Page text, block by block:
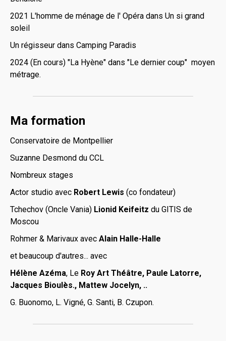
2021 L'homme de ménage de l' Opéra dans Un si grand
soleil
Un régisseur dans Camping Paradis
2024 (En cours) "La Hyène" dans "Le dernier coup" moyen
métrage.
Ma formation
Conservatoire de Montpellier
Suzanne Desmond du CCL
Nombreux stages
Actor studio avec Robert Lewis (co fondateur)
Tchechov (Oncle Vania) Lionid Keifeitz du GITIS de
Moscou
Rohmer & Marivaux avec Alain Halle-Halle
et beaucoup d'autres... avec
Hélène Azéma, Le Roy Art Théâtre, Paule Latorre,
Jacques Bioulès., Mattew Jocelyn, ..
G. Buonomo, L. Vigné, G. Santi, B. Czupon.